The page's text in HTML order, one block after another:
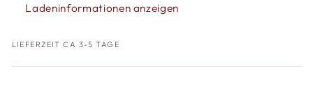
120
120
Ladeninformationen anzeigen
LIEFERZEIT CA 3-5 TAGE